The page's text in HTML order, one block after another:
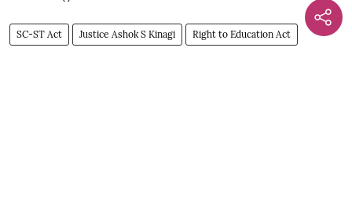
SC-ST Act Justice Ashok S Kinagi Right to Education Act